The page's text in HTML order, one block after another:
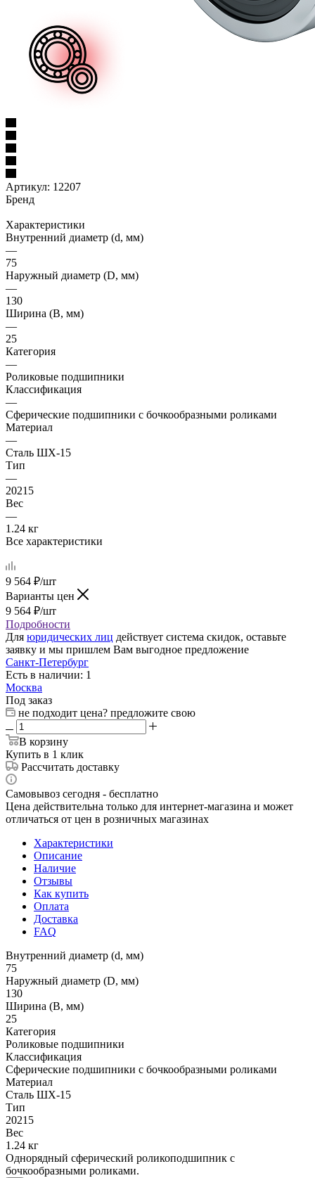
Артикул: 12207
Бренд
Характеристики
Внутренний диаметр (d, мм)
—
75
Наружный диаметр (D, мм)
—
130
Ширина (B, мм)
—
25
Категория
—
Роликовые подшипники
Классификация
—
Сферические подшипники с бочкообразными роликами
Материал
—
Сталь ШХ-15
Тип
—
20215
Вес
—
1.24 кг
Все характеристики
9 564 ₽/шт
Варианты цен
9 564 ₽/шт
Подробности
Для юридических лиц действует система скидок, оставьте
заявку и мы пришлем Вам выгодное предложение
Санкт-Петербург
Есть в наличии: 1
Москва
Под заказ
не подходит цена? предложите свою
В корзину
Купить в 1 клик
Рассчитать доставку
Самовывоз сегодня - бесплатно
Цена действительна только для интернет-магазина и может
отличаться от цен в розничных магазинах
Характеристики
Описание
Наличие
Отзывы
Как купить
Оплата
Доставка
FAQ
Внутренний диаметр (d, мм)
75
Наружный диаметр (D, мм)
130
Ширина (B, мм)
25
Категория
Роликовые подшипники
Классификация
Сферические подшипники с бочкообразными роликами
Материал
Сталь ШХ-15
Тип
20215
Вес
1.24 кг
Однорядный сферический роликоподшипник с
бочкообразными роликами.